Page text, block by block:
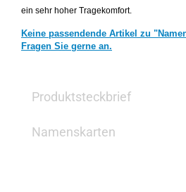
ein sehr hoher Tragekomfort.
Keine passendende Artikel zu
Fragen Sie gerne an.
Produktsteckbrief
Namenskarten